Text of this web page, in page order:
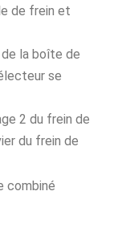
de frein et
la boîte de
se
2 du frein de
du frein de
combiné